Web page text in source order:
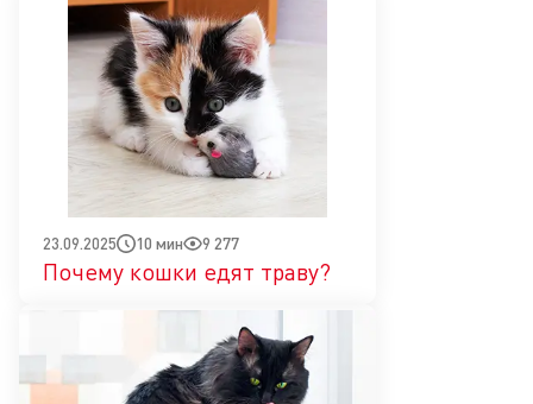
23.09.2025 10 мин 9 277
Почему кошки едят траву?